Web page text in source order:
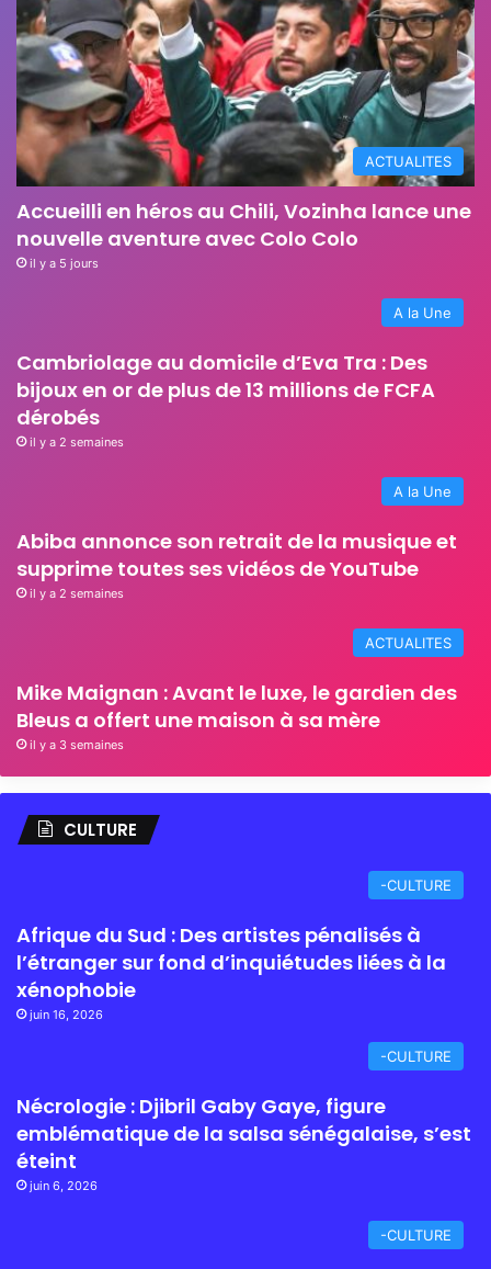
ACTUALITES
Accueilli en héros au Chili, Vozinha lance une
nouvelle aventure avec Colo Colo
il y a 5 jours
A la Une
Cambriolage au domicile d’Eva Tra : Des
bijoux en or de plus de 13 millions de FCFA
dérobés
il y a 2 semaines
A la Une
Abiba annonce son retrait de la musique et
supprime toutes ses vidéos de YouTube
il y a 2 semaines
ACTUALITES
Mike Maignan : Avant le luxe, le gardien des
Bleus a offert une maison à sa mère
il y a 3 semaines
CULTURE
-CULTURE
Afrique du Sud : Des artistes pénalisés à
l’étranger sur fond d’inquiétudes liées à la
xénophobie
juin 16, 2026
-CULTURE
Nécrologie : Djibril Gaby Gaye, figure
emblématique de la salsa sénégalaise, s’est
éteint
juin 6, 2026
-CULTURE